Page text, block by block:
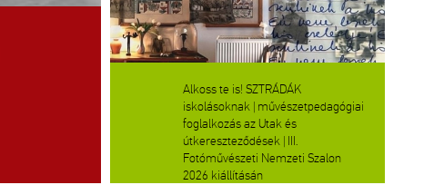
Alkoss te is! SZTRÁDÁK
iskolásoknak | művészetpedagógiai
foglalkozás az Utak és
útkereszteződések | III.
Fotóművészeti Nemzeti Szalon
2026 kiállításán